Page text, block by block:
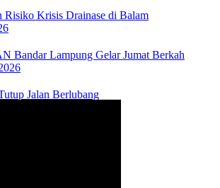
Risiko Krisis Drainase di Balam
Bandar Lampung Gelar Jumat Berkah
Jalan Berlubang